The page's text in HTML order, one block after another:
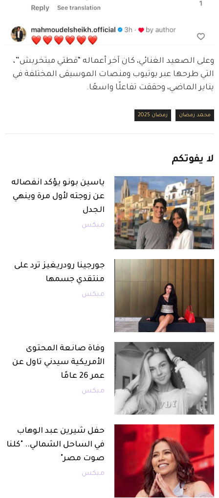
‎وعلى الصعيد الغنائي، كان آخر أعماله “قطتي مبتخربش”،
التي طرحها عبر يوتيوب ومنصات الموسيقى المختلفة في
يناير الماضي، وحققت تفاعلًا واسعًا.
محمد رمضان رمضان 2025
لا يفوتكم
ياسين بونو يؤكد انفصاله
عن زوجته لأول مرة وينهي
الجدل
ميكس
جورجينا رودريغيز ترد على
منتقدي جسمها
ميكس
وفاة صانعة المحتوى
الأمريكية سيدني تاول عن
عمر 26 عامًا
ميكس
حفل شيرين عبد الوهاب
في الساحل الشمالي.. "كلنا
صوت مصر"
ميكس